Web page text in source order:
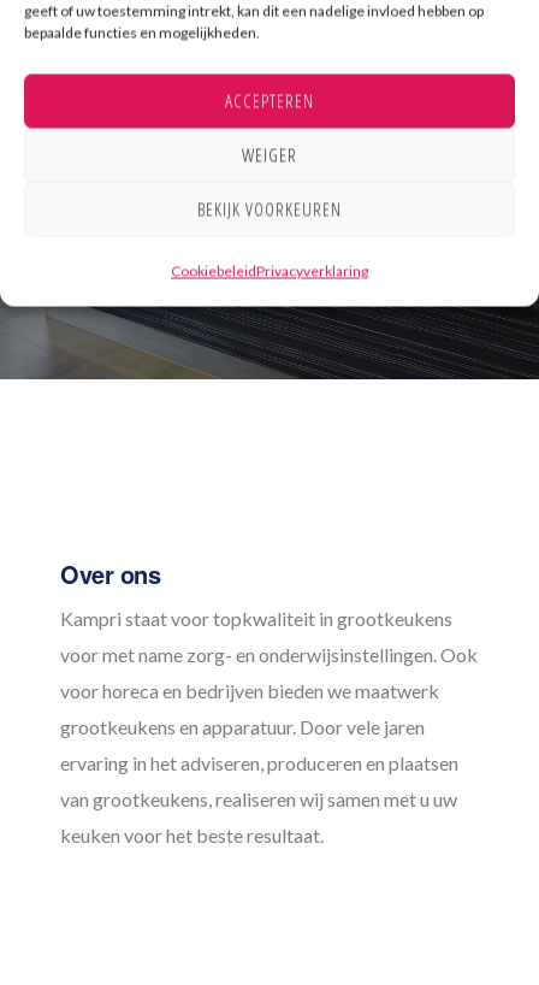
geeft of uw toestemming intrekt, kan dit een nadelige invloed hebben op
bepaalde functies en mogelijkheden.
ACCEPTEREN
WEIGER
BEKIJK VOORKEUREN
CookiebeleidPrivacyverklaring
Laat onze expertise in
uw voordeel werken!
VRAAG ADVIES AAN
Over ons
Kampri staat voor topkwaliteit in grootkeukens
voor met name zorg- en onderwijsinstellingen. Ook
voor horeca en bedrijven bieden we maatwerk
grootkeukens en apparatuur. Door vele jaren
ervaring in het adviseren, produceren en plaatsen
van grootkeukens, realiseren wij samen met u uw
keuken voor het beste resultaat.